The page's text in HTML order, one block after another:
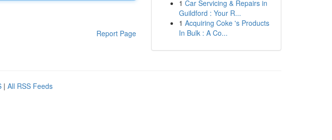
Report Page
1 Car Servicing & Repairs in
Guildford : Your R...
1 Acquiring Coke 's Products
In Bulk : A Co...
| All RSS Feeds